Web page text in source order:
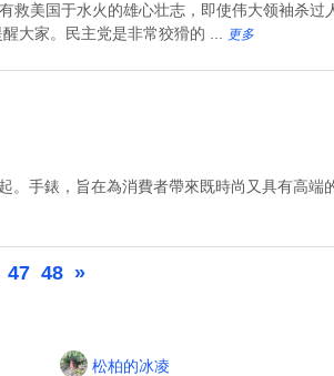
救美国于水火的雄心壮志，即使伟大领袖杀过
大家。民主党是非常狡猾的 ...
更多
手錶，旨在為消費者帶來既時尚又具有高端
47 48 »
松柏的冰凌